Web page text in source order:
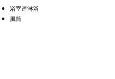
浴室連淋浴
風筒